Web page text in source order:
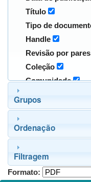
Título
Tipo de
Handle
Revisão por pares
Coleção
Comunidade
Grupos
Ordenação
Filtragem
Formato: